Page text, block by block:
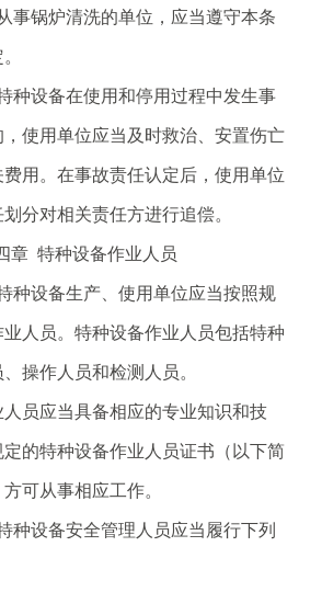
锅炉清洗的单位，应当遵守本条
设备在使用和停用过程中发生事
使用单位应当及时救治、安置伤亡
费用。在事故责任认定后，使用单位
分对相关责任方进行追偿。
章 特种设备作业人员
设备生产、使用单位应当按照规
人员。特种设备作业人员包括特种
操作人员和检测人员。
应当具备相应的专业知识和技
的特种设备作业人员证书（以下简
可从事相应工作。
设备安全管理人员应当履行下列